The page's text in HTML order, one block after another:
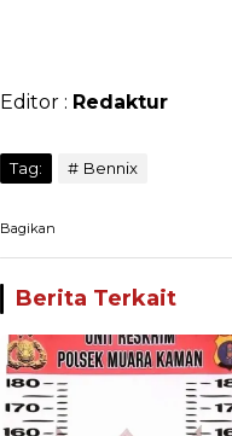
Editor : Redaktur
Tag: Bennix
Bagikan
Berita Terkait